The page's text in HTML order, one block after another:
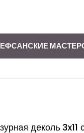
деколь 3x11